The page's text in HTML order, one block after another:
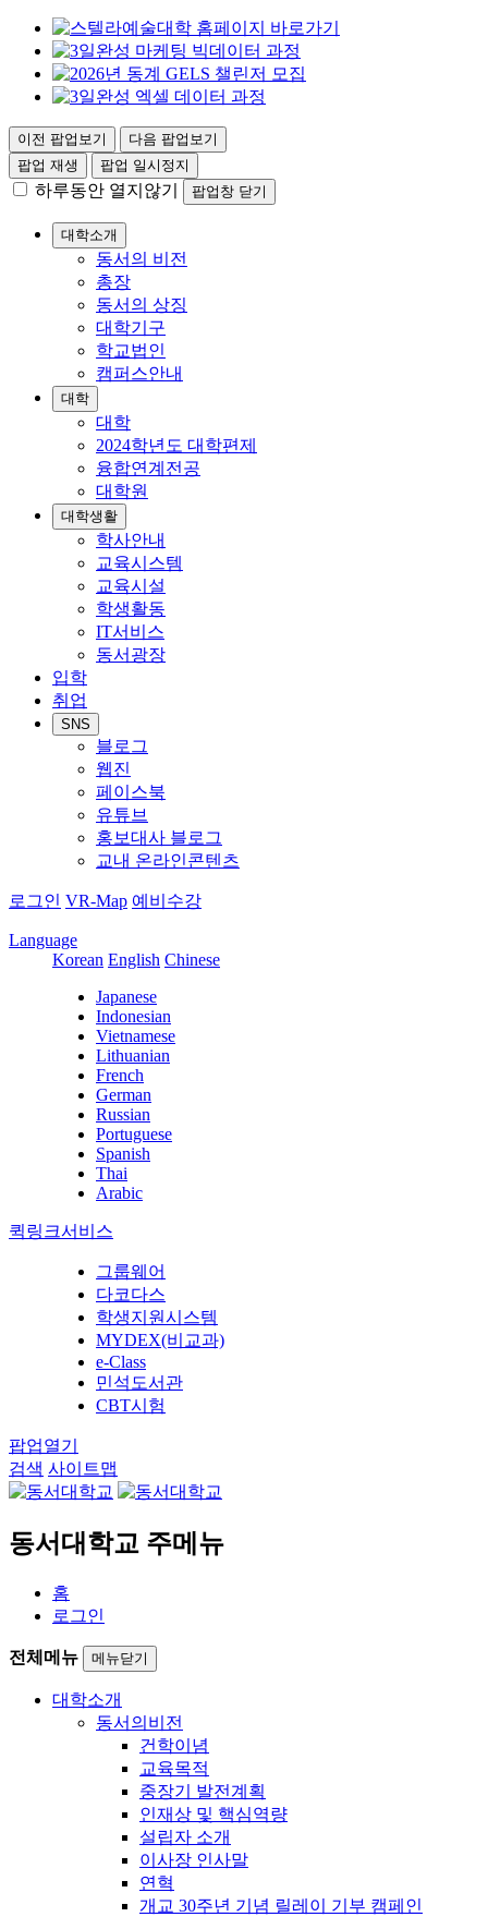
이전 팝업보기
다음 팝업보기
팝업 재생
팝업 일시정지
하루동안 열지않기 팝업창 닫기
대학소개
동서의 비전
총장
동서의 상징
대학기구
학교법인
캠퍼스안내
대학
대학
2024학년도 대학편제
융합연계전공
대학원
대학생활
학사안내
교육시스템
교육시설
학생활동
IT서비스
동서광장
입학
취업
SNS
블로그
웹진
페이스북
유튜브
홍보대사 블로그
교내 온라인콘텐츠
로그인 VR-Map 예비수강
Language
Korean English Chinese
Japanese
Indonesian
Vietnamese
Lithuanian
French
German
Russian
Portuguese
Spanish
Thai
Arabic
퀵링크서비스
그룹웨어
다코다스
학생지원시스템
MYDEX(비교과)
e-Class
민석도서관
CBT시험
팝업열기
검색 사이트맵
동서대학교 주메뉴
홈
로그인
전체메뉴 메뉴닫기
대학소개
동서의비전
건학이념
교육목적
중장기 발전계획
인재상 및 핵심역량
설립자 소개
이사장 인사말
연혁
개교 30주년 기념 릴레이 기부 캠페인